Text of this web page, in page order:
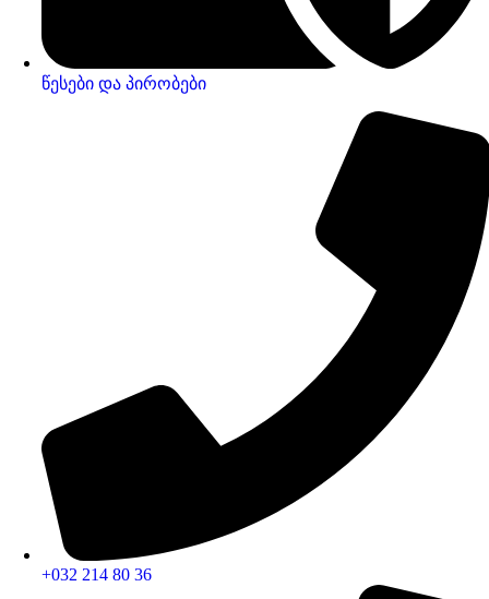
წესები და პირობები
+032 214 80 36